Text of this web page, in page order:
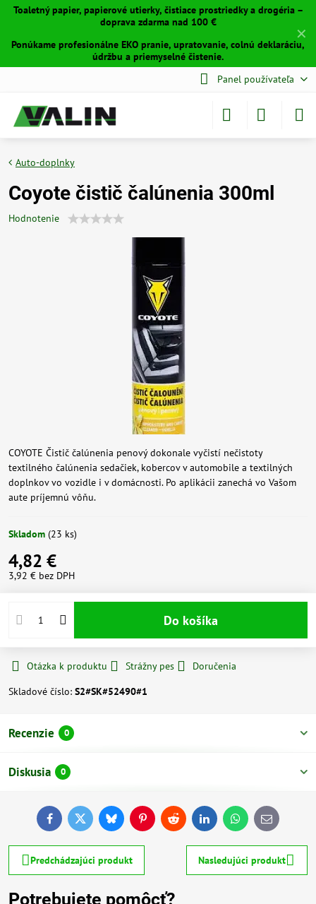
✕
Toaletný papier, papierové utierky, čistiace prostriedky a drogéria –
doprava zdarma nad 100 €
Ponúkame profesionálne EKO pranie, upratovanie, colnú deklaráciu,
údržbu a priemyselné čistenie.
Panel používateľa
Auto-doplnky
Coyote čistič čalúnenia 300ml
Hodnotenie
COYOTE Čistič čalúnenia penový dokonale vyčistí nečistoty
textilného čalúnenia sedačiek, kobercov v automobile a textilných
doplnkov vo vozidle i v domácnosti. Po aplikácii zanechá vo Vašom
aute príjemnú vôňu.
Skladom (23 ks)
4,82 €
3,92 € bez DPH
Do košíka
Otázka k produktu Strážny pes
Doručenia
Skladové číslo: S2#SK#52490#1
Recenzie 0
Diskusia 0
FacebookTwitterBlueskyPinterestReddit LinkedInWhatsApp
E-
mail
Predchádzajúci produkt Nasledujúci produkt
Potrebujete pomôcť?